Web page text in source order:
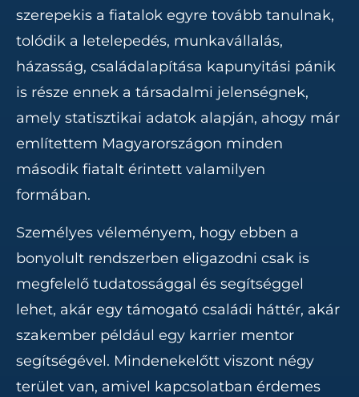
szerepekis a fiatalok egyre tovább tanulnak,
tolódik a letelepedés, munkavállalás,
házasság, családalapítása kapunyitási pánik
is része ennek a társadalmi jelenségnek,
amely statisztikai adatok alapján, ahogy már
említettem Magyarországon minden
második fiatalt érintett valamilyen
formában.
Személyes véleményem, hogy ebben a
bonyolult rendszerben eligazodni csak is
megfelelő tudatossággal és segítséggel
lehet, akár egy támogató családi háttér, akár
szakember például egy karrier mentor
segítségével. Mindenekelőtt viszont négy
terület van, amivel kapcsolatban érdemes